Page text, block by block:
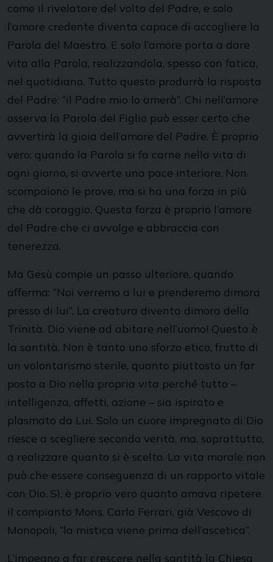
come il rivelatore del volto del Padre, e solo
l’amore credente diventa capace di accogliere la
Parola del Maestro. E solo l’amore porta a dare
vita alla Parola, realizzandola, spesso con fatica,
nel quotidiano. Tutto questo produrrà la risposta
del Padre: “il Padre mio lo amerà”. Chi nell’amore
osserva la Parola del Figlio può esser certo che
avvertirà la gioia dell’amore del Padre. È proprio
vero: quando la Parola si fa carne nella vita di
ogni giorno, si avverte una pace interiore. Non
scompaiono le prove, ma si ha una forza in più
che dà coraggio. Questa forza è proprio l’amore
del Padre che ci avvolge e abbraccia con
tenerezza.
Ma Gesù compie un passo ulteriore, quando
afferma: “Noi verremo a lui e prenderemo dimora
presso di lui”. La creatura diventa dimora della
Trinità. Dio viene ad abitare nell’uomo! Questa è
la santità. Non è tanto uno sforzo etico, frutto di
un volontarismo sterile, quanto piuttosto un far
posto a Dio nella propria vita perché tutto –
intelligenza, affetti, azione – sia ispirato e
plasmato da Lui. Solo un cuore impregnato di Dio
riesce a scegliere secondo verità, ma, soprattutto,
a realizzare quanto si è scelto. La vita morale non
può che essere conseguenza di un rapporto vitale
con Dio. Sì, è proprio vero quanto amava ripetere
il compianto Mons. Carlo Ferrari, già Vescovo di
Monopoli, “la mistica viene prima dell’ascetica”.
L’impegno a far crescere nella santità la Chiesa